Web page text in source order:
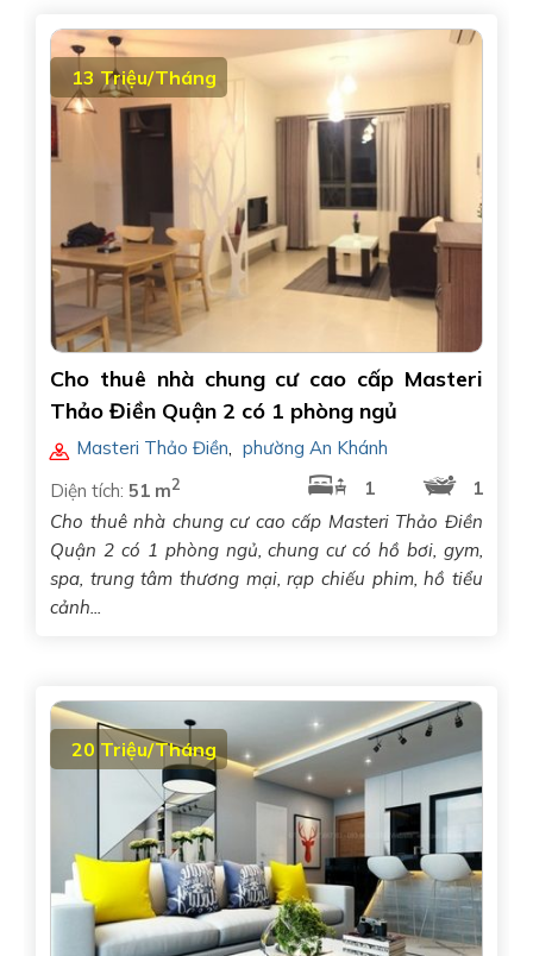
13 Triệu/Tháng
Cho thuê nhà chung cư cao cấp Masteri
Thảo Điền Quận 2 có 1 phòng ngủ
Masteri Thảo Điền, phường An Khánh
Diện tích: 51 m2 1
1
Cho thuê nhà chung cư cao cấp Masteri Thảo Điền
Quận 2 có 1 phòng ngủ, chung cư có hồ bơi, gym,
spa, trung tâm thương mại, rạp chiếu phim, hồ tiểu
cảnh...
20 Triệu/Tháng